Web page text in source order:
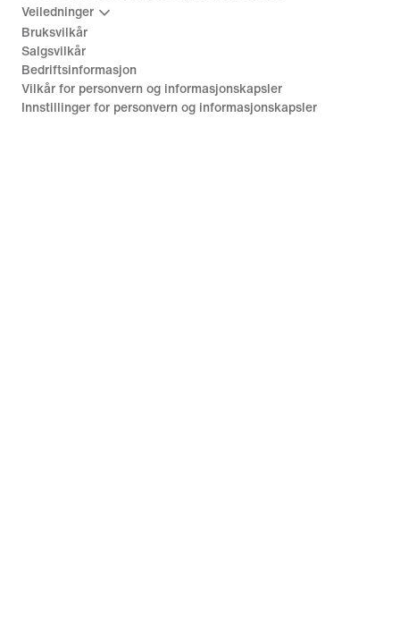
Veiledninger
Bruksvilkår
Salgsvilkår
Bedriftsinformasjon
Vilkår for personvern og informasjonskapsler
Innstillinger for personvern og informasjonskapsler